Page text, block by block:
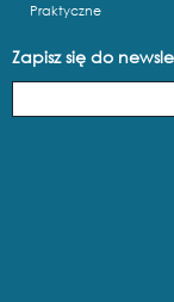
Praktyczne
Zapisz się do